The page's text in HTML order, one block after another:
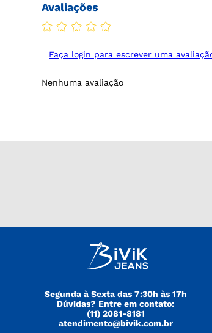
Avaliações
Faça login para escrever uma
Nenhuma avaliação
Segunda à Sexta das 7:30h às 17h
Dúvidas? Entre em contato:
(11) 2081-8181
atendimento@bivik.com.br